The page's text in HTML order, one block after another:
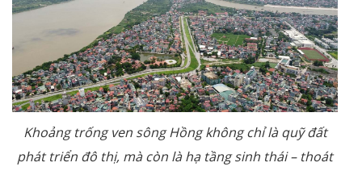
Khoảng trống ven sông Hồng không chỉ là quỹ đất
phát triển đô thị, mà còn là hạ tầng sinh thái – thoát